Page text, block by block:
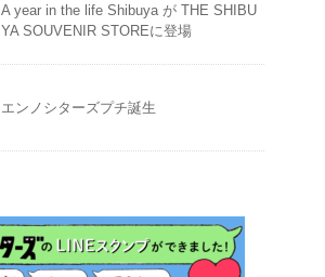
A year in the life Shibuya が THE SHIBU
YA SOUVENIR STOREに登場
エンノシターズプチ誕生